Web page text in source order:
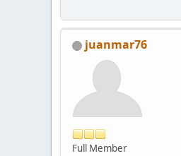
juanmar76
Full Member